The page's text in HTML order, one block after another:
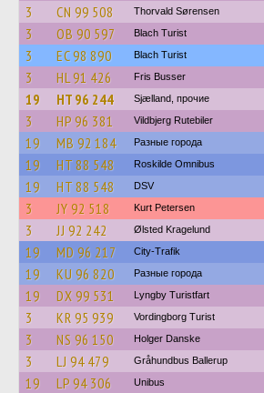
3 CN 99 508 Thorvald Sørensen
3 OB 90 597 Blach Turist
3 EC 98 890 Blach Turist
3 HL 91 426 Fris Busser
19 HT 96 244 Sjælland, прочие
3 HP 96 381 Vildbjerg Rutebiler
19 MB 92 184 Разные города
19 HT 88 548 Roskilde Omnibus
19 HT 88 548 DSV
3 JY 92 518 Kurt Petersen
3 JJ 92 242 Ølsted Kragelund
19 MD 96 217 City-Trafik
19 KU 96 820 Разные города
19 DX 99 531 Lyngby Turistfart
3 KR 95 939 Vordingborg Turist
3 NS 96 150 Holger Danske
3 LJ 94 479 Gråhundbus Ballerup
19 LP 94 306 Unibus